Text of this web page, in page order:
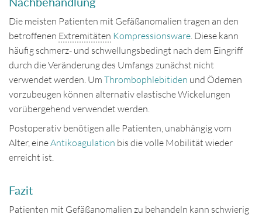
Die meisten Patienten mit Gefäßanomalien tragen an den
betroffenen Extremitäten Kompressionsware. Diese kann
häufig schmerz- und schwellungsbedingt nach dem Eingriff
durch die Veränderung des Umfangs zunächst nicht
verwendet werden. Um Thrombophlebitiden und Ödemen
vorzubeugen können alternativ elastische Wickelungen
vorübergehend verwendet werden.
Postoperativ benötigen alle Patienten, unabhängig vom
Alter, eineAntikoagulation bis die volle Mobilität wieder
erreicht ist.
Fazit
Patienten mit Gefäßanomalien zu behandeln kann schwierig